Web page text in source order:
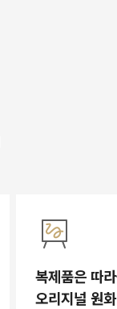
복제품은 따
오리지널 원